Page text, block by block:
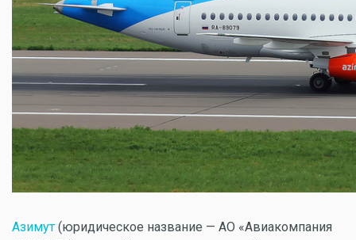
Азимут (юридическое название — АО «Авиакомпания